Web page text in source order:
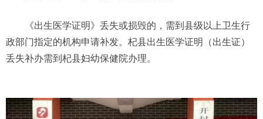
《出生医学证明》丢失或损毁的，需到县级以上卫生行
政部门指定的机构申请补发。杞县出生医学证明（出生证）
丢失补办需到杞县妇幼保健院办理。